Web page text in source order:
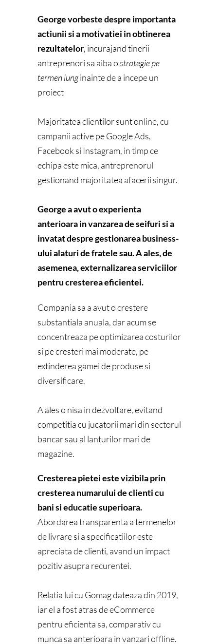
George vorbeste despre importanta
actiunii si a motivatiei in obtinerea
rezultatelor, incurajand tinerii
antreprenori sa aiba ostrategie pe
termen lunginainte de a incepe un
proiect
Majoritatea clientilor sunt online, cu
campanii active pe Google Ads,
Facebook si Instagram, in timp ce
echipa este mica, antreprenorul
gestionand majoritatea afacerii singur.
George a avut o experienta
anterioara in vanzarea de seifuri si a
invatat despre gestionarea business-
ului alaturi de fratele sau. A ales, de
asemenea, externalizarea serviciilor
pentru cresterea eficientei.
Compania sa a avut o crestere
substantiala anuala, dar acum se
concentreaza pe optimizarea costurilor
si pe cresteri mai moderate, pe
extinderea gamei de produse si
diversificare.
A ales o nisa in dezvoltare, evitand
competitia cu jucatorii mari din sectorul
bancar sau al lanturilor mari de
magazine.
Cresterea pietei este vizibila prin
cresterea numarului de clienti cu
bani si educatie superioara.
Abordarea transparenta a termenelor
de livrare si a specificatiilor este
apreciata de clienti, avand un impact
pozitiv asupra recurentei.
Relatia lui cu Gomag dateaza din 2019,
iar el a fost atras de eCommerce
pentru eficienta sa, comparativ cu
munca sa anterioara in vanzari offline.